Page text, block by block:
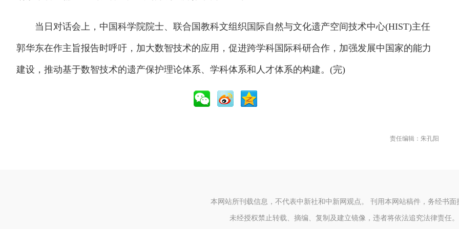
当日对话会上，中国科学院院士、联合国教科文组织国际自然与文化遗产空间技术中心(HIST)主任
郭华东在作主旨报告时呼吁，加大数智技术的应用，促进跨学科国际科研合作，加强发展中国家的能力
建设，推动基于数智技术的遗产保护理论体系、学科体系和人才体系的构建。(完)
责任编辑：朱孔阳
本网站所刊载信息，不代表中新社和中新网观点。 刊用本网站稿件，务经书面
未经授权禁止转载、摘编、复制及建立镜像，违者将依法追究法律责任。